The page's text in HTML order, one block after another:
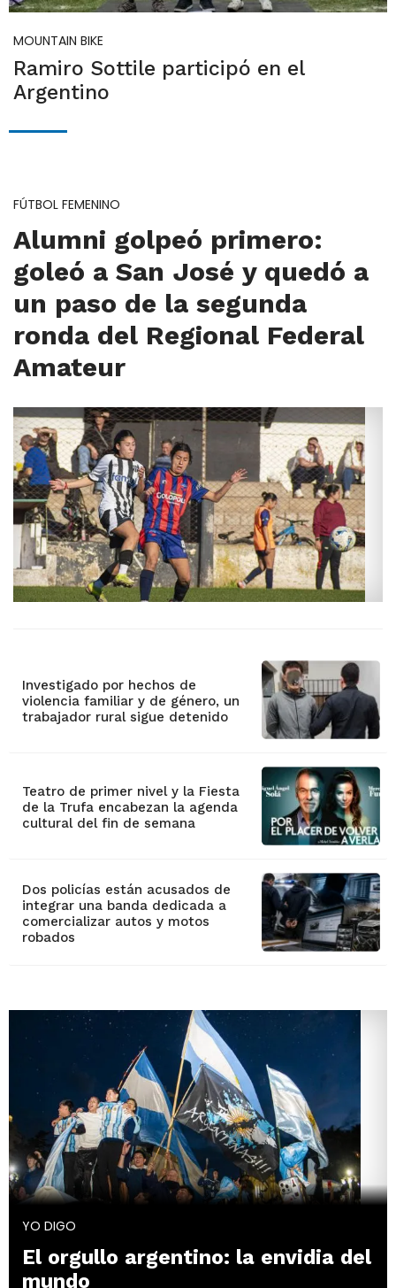
MOUNTAIN BIKE
Ramiro Sottile participó en el
Argentino
FÚTBOL FEMENINO
Alumni golpeó primero:
goleó a San José y quedó a
un paso de la segunda
ronda del Regional Federal
Amateur
Investigado por hechos de
violencia familiar y de género, un
trabajador rural sigue detenido
Teatro de primer nivel y la Fiesta
de la Trufa encabezan la agenda
cultural del fin de semana
Dos policías están acusados de
integrar una banda dedicada a
comercializar autos y motos
robados
YO DIGO
El orgullo argentino: la envidia del
mundo